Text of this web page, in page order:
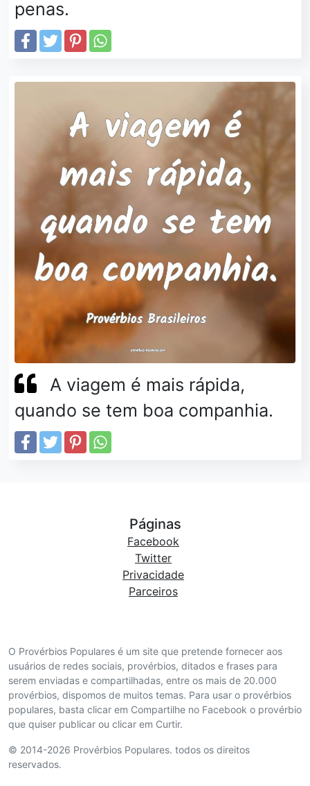
penas.
A viagem é mais rápida,
quando se tem boa companhia.
O Provérbios Populares é um site que pretende fornecer aos
usuários de redes sociais, provérbios, ditados e frases para
serem enviadas e compartilhadas, entre os mais de 20.000
provérbios, dispomos de muitos temas. Para usar o provérbios
populares, basta clicar em Compartilhe no Facebook o provérbio
que quiser publicar ou clicar em Curtir.
© 2014-2026 Provérbios Populares. todos os direitos
reservados.
Páginas
Facebook
Twitter
Privacidade
Parceiros